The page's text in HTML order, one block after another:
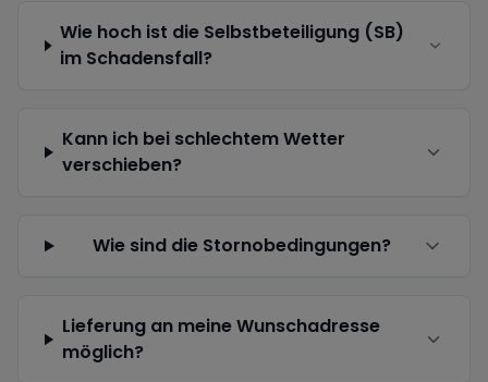
Wie hoch ist die Selbstbeteiligung (SB)
im Schadensfall?
Kann ich bei schlechtem Wetter
verschieben?
Wie sind die Stornobedingungen?
Lieferung an meine Wunschadresse
möglich?